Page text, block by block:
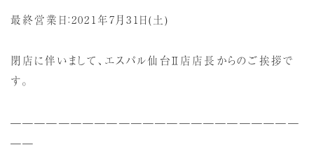
最終営業日：2021年7月31日(土)
閉店に伴いまして、エスパル仙台Ⅱ店店長からのご挨拶で
す。
————————————————————————
——